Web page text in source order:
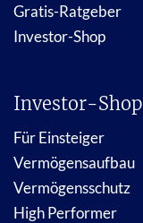
Gratis-Ratgeber
Investor-Shop
Investor-Shop
Für Einsteiger
Vermögensaufbau
Vermögensschutz
High Performer